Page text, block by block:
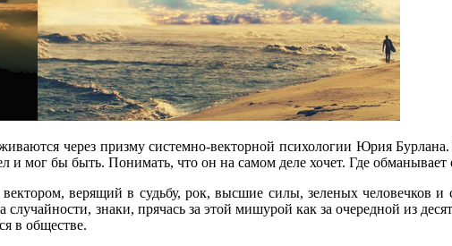
через призму системно-векторной психологии Юрия
мог бы быть. Понимать, что он на самом деле хочет. Где обманывает
верящий в судьбу, рок, высшие силы, зеленых человечков и
знаки, прячась за этой мишурой как за очередной из
в обществе.